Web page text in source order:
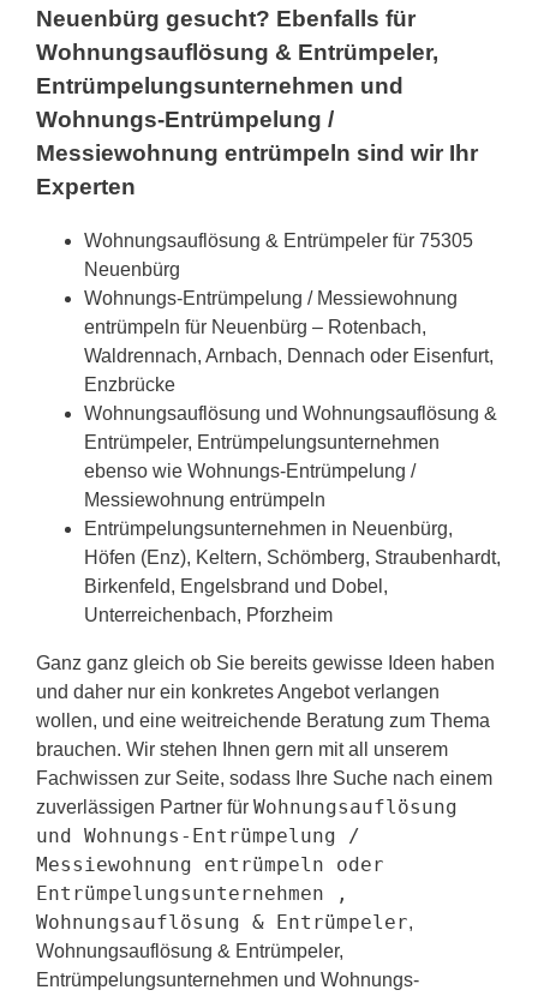
Neuenbürg gesucht? Ebenfalls für
Wohnungsauflösung & Entrümpeler,
Entrümpelungsunternehmen und
Wohnungs-Entrümpelung /
Messiewohnung entrümpeln sind wir Ihr
Experten
Wohnungsauflösung & Entrümpeler für 75305
Neuenbürg
Wohnungs-Entrümpelung / Messiewohnung
entrümpeln für Neuenbürg – Rotenbach,
Waldrennach, Arnbach, Dennach oder Eisenfurt,
Enzbrücke
Wohnungsauflösung und Wohnungsauflösung &
Entrümpeler, Entrümpelungsunternehmen
ebenso wie Wohnungs-Entrümpelung /
Messiewohnung entrümpeln
Entrümpelungsunternehmen in Neuenbürg,
Höfen (Enz), Keltern, Schömberg, Straubenhardt,
Birkenfeld, Engelsbrand und Dobel,
Unterreichenbach, Pforzheim
Ganz ganz gleich ob Sie bereits gewisse Ideen haben
und daher nur ein konkretes Angebot verlangen
wollen, und eine weitreichende Beratung zum Thema
brauchen. Wir stehen Ihnen gern mit all unserem
Fachwissen zur Seite, sodass Ihre Suche nach einem
zuverlässigen Partner für Wohnungsauflösung
und Wohnungs-Entrümpelung /
Messiewohnung entrümpeln oder
Entrümpelungsunternehmen ,
Wohnungsauflösung & Entrümpeler,
Wohnungsauflösung & Entrümpeler,
Entrümpelungsunternehmen und Wohnungs-